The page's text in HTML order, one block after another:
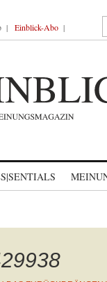
Einblick-Abo